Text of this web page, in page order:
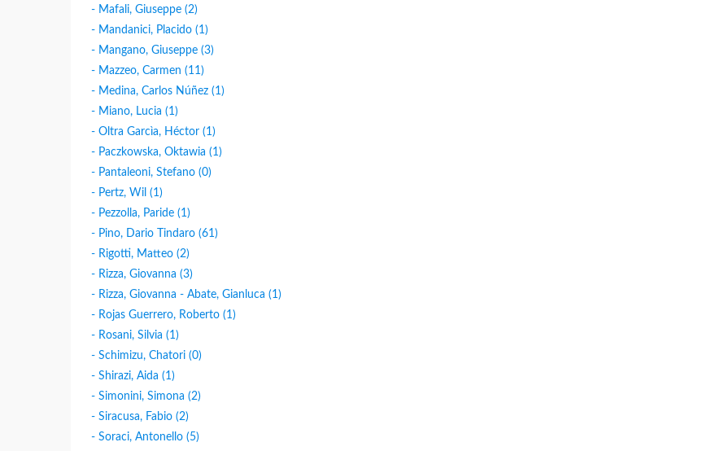
- Mafali, Giuseppe (2)
- Mandanici, Placido (1)
- Mangano, Giuseppe (3)
- Mazzeo, Carmen (11)
- Medina, Carlos Núñez (1)
- Miano, Lucia (1)
- Oltra Garcìa, Héctor (1)
- Paczkowska, Oktawia (1)
- Pantaleoni, Stefano (0)
- Pertz, Wil (1)
- Pezzolla, Paride (1)
- Pino, Dario Tindaro (61)
- Rigotti, Matteo (2)
- Rizza, Giovanna (3)
- Rizza, Giovanna - Abate, Gianluca (1)
- Rojas Guerrero, Roberto (1)
- Rosani, Silvia (1)
- Schimizu, Chatori (0)
- Shirazi, Aida (1)
- Simonini, Simona (2)
- Siracusa, Fabio (2)
- Soraci, Antonello (5)